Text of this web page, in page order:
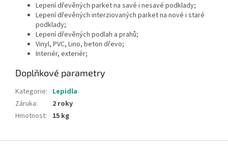
Lepení dřevěných parket na savé i nesavé podklady;
Lepení dřevěných interziovaných parket na nové i staré
podklady;
Lepení dřevěných podlah a prahů;
Vinyl, PVC, Lino, beton dřevo;
Interiér, exteriér;
Doplňkové parametry
Kategorie: Lepidla
Záruka:
2 roky
Hmotnost: 15 kg